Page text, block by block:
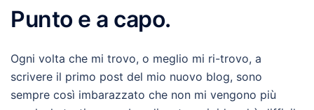
Punto e a capo.
Ogni volta che mi trovo, o meglio mi ri-trovo, a
scrivere il primo post del mio nuovo blog, sono
sempre così imbarazzato che non mi vengono più